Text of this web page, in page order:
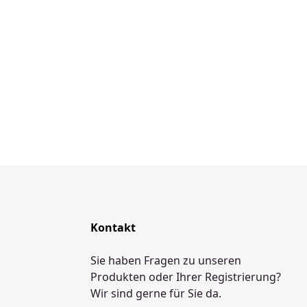
Kontakt
Sie haben Fragen zu unseren
Produkten oder Ihrer Registrierung?
Wir sind gerne für Sie da.